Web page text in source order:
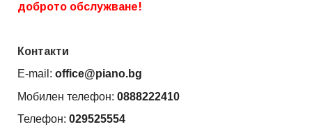
доброто обслужване!
Контакти
E-mail: office@piano.bg
Мобилен телефон: 0888222410
Телефон: 029525554